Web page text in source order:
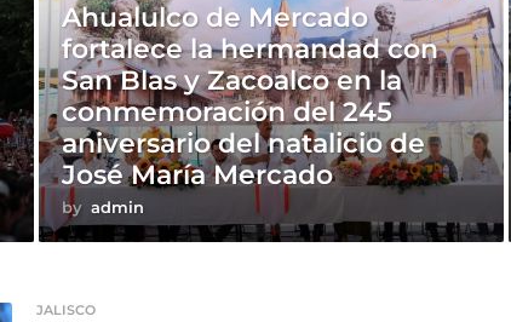
Ahualulco de Mercado
fortalece la hermandad con
San Blas y Zacoalco en la
conmemoración del 245
aniversario del natalicio de
José María Mercado
by admin
JALISCO